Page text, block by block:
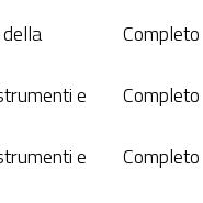
Completo
e
Completo
e
Completo